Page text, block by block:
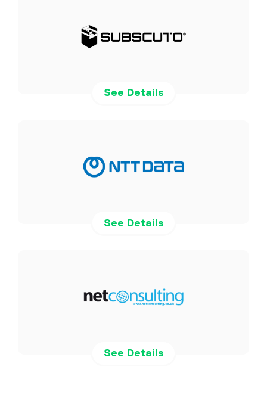
See Details
See Details
See Details